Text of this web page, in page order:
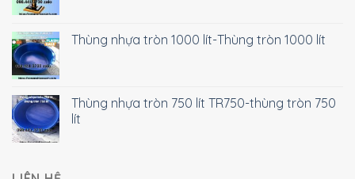
Thùng nhựa tròn 1000 lít-Thùng tròn 1000 lít
Thùng nhựa tròn 750 lít TR750-thùng tròn 750
lít